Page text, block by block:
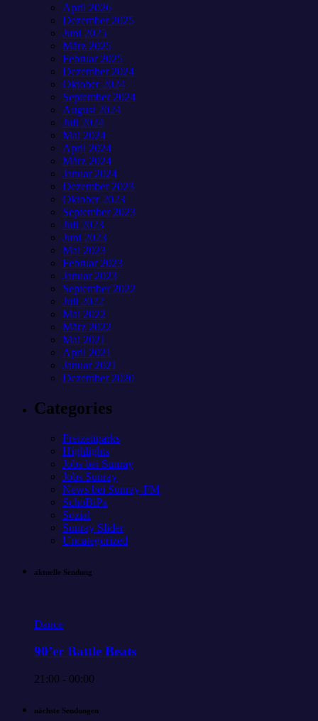
April 2026
Dezember 2025
Juni 2025
März 2025
Februar 2025
Dezember 2024
Oktober 2024
September 2024
August 2024
Juli 2024
Mai 2024
April 2024
März 2024
Januar 2024
Dezember 2023
Oktober 2023
September 2023
Juli 2023
Juni 2023
Mai 2023
Februar 2023
Januar 2023
September 2022
Juli 2022
Mai 2022
März 2022
Mai 2021
April 2021
Januar 2021
Dezember 2020
Categories
Freizeitparks
Highlights
Jobs bei Sunray
Jobs Sunray
News bei Sunray-FM
SchoBiPa
Sozial
Sunray Slider
Uncategorized
aktuelle Sendung
Dance
90’er Battle Beats
21:00 - 00:00
nächste Sendungen